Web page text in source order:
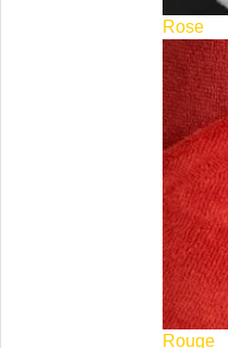
Rose
Rouge